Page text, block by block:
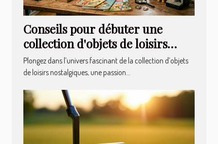
Conseils pour débuter une
collection d'objets de loisirs
nostalgiques
Plongez dans l’univers fascinant de la collection d’objets
de loisirs nostalgiques, une passion...